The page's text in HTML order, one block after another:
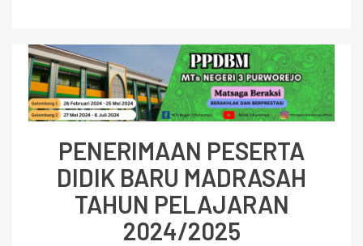
PENERIMAAN PESERTA
DIDIK BARU MADRASAH
TAHUN PELAJARAN
2024/2025